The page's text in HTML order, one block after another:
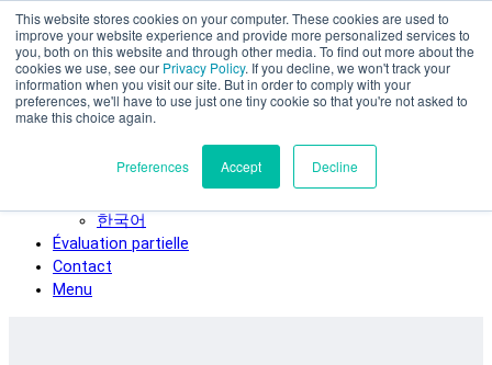
This website stores cookies on your computer. These cookies are used to
improve your website experience and provide more personalized services to
you, both on this website and through other media. To find out more about the
cookies we use, see our Privacy Policy. If you decline, we won't track your
information when you visit our site. But in order to comply with your
preferences, we'll have to use just one tiny cookie so that you're not asked to
make this choice again.
Preferences Accept Decline
Skip to main content
SPEE3D
Français
English
Español
Italiano
한국어
Évaluation partielle
Contact
Menu